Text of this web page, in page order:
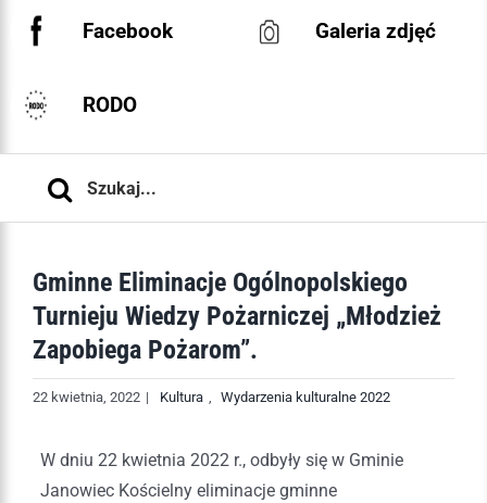
Facebook Galeria zdjęć
RODO
Gminne Eliminacje Ogólnopolskiego
Turnieju Wiedzy Pożarniczej „Młodzież
Zapobiega Pożarom”.
22 kwietnia, 2022 | Kultura Wydarzenia kulturalne 2022
W dniu 22 kwietnia 2022 r., odbyły się w Gminie
Janowiec Kościelny eliminacje gminne